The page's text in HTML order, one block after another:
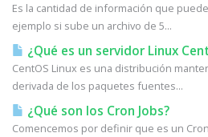
Es la cantidad de información que
ejemplo si sube un archivo de 5...
¿Qué es un servidor Linux
CentOS Linux es una distribución
derivada de los paquetes fuentes...
¿Qué son los Cron Jobs?
Comencemos por definir que es un